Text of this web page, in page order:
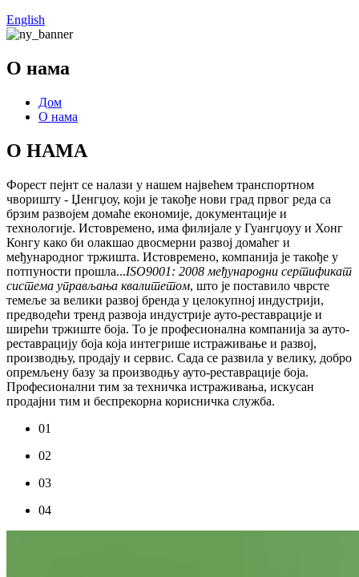
English
О нама
Дом
О нама
О НАМА
Форест пејнт се налази у нашем највећем транспортном
чворишту - Џенгџоу, који је такође нови град првог реда са
брзим развојем домаће економије, документације и
технологије. Истовремено, има филијале у Гуангџоуу и Хонг
Конгу како би олакшао двосмерни развој домаћег и
међународног тржишта. Истовремено, компанија је такође у
потпуности прошла...ISO9001: 2008 међународни сертификат
система управљања квалитетом, што је поставило чврсте
темеље за велики развој бренда у целокупној индустрији,
предводећи тренд развоја индустрије ауто-реставрације и
ширећи тржиште боја. То је професионална компанија за ауто-
реставрацију боја која интегрише истраживање и развој,
производњу, продају и сервис. Сада се развила у велику, добро
опремљену базу за производњу ауто-реставрације боја.
Професионални тим за техничка истраживања, искусан
продајни тим и беспрекорна корисничка служба.
01
02
03
04